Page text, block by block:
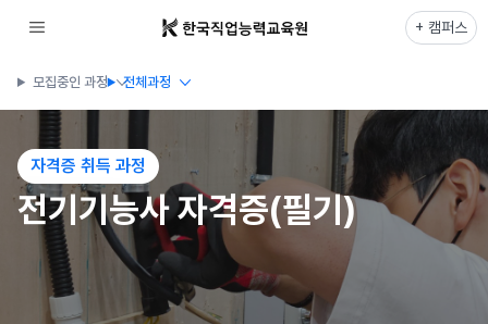
+ 캠퍼스
모집중인 과정 전체과정
자격증 취득 과정
전기기능사 자격증(필기)